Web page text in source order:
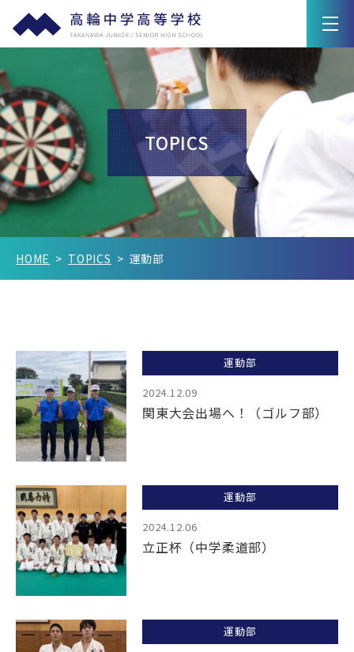
教育の特色
高輪ライフ
入試情報
在校生保護者の方へ
新着情報
TOPICS
公式YouTube
お問い合わせ
個人情報保護方針
TOPICS
HOME TOPICS 運動部
運動部
2024.12.09
関東大会出場へ！（ゴルフ部）
運動部
2024.12.06
立正杯（中学柔道部）
運動部